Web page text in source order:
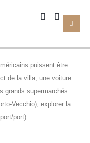
puissent être
de la villa, une voiture
grands supermarchés
Vecchio), explorer la
port).